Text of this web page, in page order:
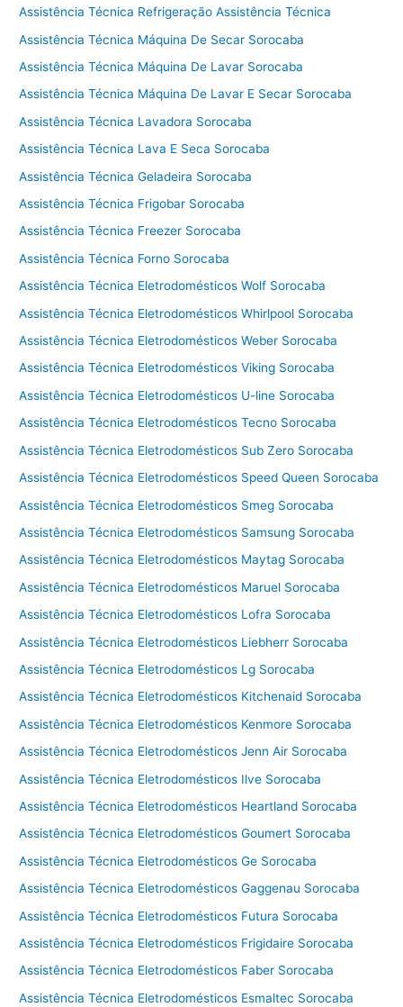
c
a
t
n
i
a
l
a
a
d
r
a
Assistência Técnica Refrigeração Assistência Técnica
Assistência Técnica Máquina De Secar Sorocaba
Assistência Técnica Máquina De Lavar Sorocaba
Assistência Técnica Máquina De Lavar E Secar Sorocaba
Assistência Técnica Lavadora Sorocaba
Assistência Técnica Lava E Seca Sorocaba
Assistência Técnica Geladeira Sorocaba
Assistência Técnica Frigobar Sorocaba
Assistência Técnica Freezer Sorocaba
Assistência Técnica Forno Sorocaba
Assistência Técnica Eletrodomésticos Wolf Sorocaba
Assistência Técnica Eletrodomésticos Whirlpool Sorocaba
Assistência Técnica Eletrodomésticos Weber Sorocaba
Assistência Técnica Eletrodomésticos Viking Sorocaba
Assistência Técnica Eletrodomésticos U-line Sorocaba
Assistência Técnica Eletrodomésticos Tecno Sorocaba
Assistência Técnica Eletrodomésticos Sub Zero Sorocaba
Assistência Técnica Eletrodomésticos Speed Queen Sorocaba
Assistência Técnica Eletrodomésticos Smeg Sorocaba
Assistência Técnica Eletrodomésticos Samsung Sorocaba
Assistência Técnica Eletrodomésticos Maytag Sorocaba
Assistência Técnica Eletrodomésticos Maruel Sorocaba
Assistência Técnica Eletrodomésticos Lofra Sorocaba
Assistência Técnica Eletrodomésticos Liebherr Sorocaba
Assistência Técnica Eletrodomésticos Lg Sorocaba
Assistência Técnica Eletrodomésticos Kitchenaid Sorocaba
Assistência Técnica Eletrodomésticos Kenmore Sorocaba
Assistência Técnica Eletrodomésticos Jenn Air Sorocaba
Assistência Técnica Eletrodomésticos Ilve Sorocaba
Assistência Técnica Eletrodomésticos Heartland Sorocaba
Assistência Técnica Eletrodomésticos Goumert Sorocaba
Assistência Técnica Eletrodomésticos Ge Sorocaba
Assistência Técnica Eletrodomésticos Gaggenau Sorocaba
Assistência Técnica Eletrodomésticos Futura Sorocaba
Assistência Técnica Eletrodomésticos Frigidaire Sorocaba
Assistência Técnica Eletrodomésticos Faber Sorocaba
Assistência Técnica Eletrodomésticos Esmaltec Sorocaba